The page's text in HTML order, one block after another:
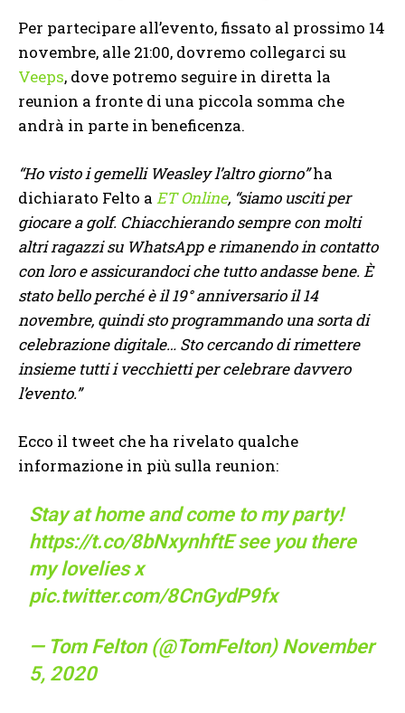
Per partecipare all’evento, fissato al prossimo 14
novembre, alle 21:00, dovremo collegarci su
Veeps, dove potremo seguire in diretta la
reunion a fronte di una piccola somma che
andrà in parte in beneficenza.
“Ho visto i gemelli Weasley l’altro giorno”ha
dichiarato Felto a ET Online, “siamo usciti per
giocare a golf. Chiacchierando sempre con molti
altri ragazzi su WhatsApp e rimanendo in contatto
con loro e assicurandoci che tutto andasse bene. È
stato bello perché è il 19° anniversario il 14
novembre, quindi sto programmando una sorta di
celebrazione digitale… Sto cercando di rimettere
insieme tutti i vecchietti per celebrare davvero
l’evento.”
Ecco il tweet che ha rivelato qualche
informazione in più sulla reunion:
Stay at home and come to my party!
https://t.co/8bNxynhftEsee you there
my lovelies x
pic.twitter.com/8CnGydP9fx
— Tom Felton (@TomFelton) November
5, 2020